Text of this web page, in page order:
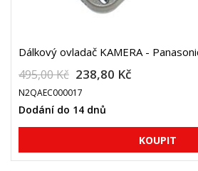
Dálkový ovladač KAMERA -
495,00 Kč 238,80 Kč
N2QAEC000017
Dodání do 14 dnů